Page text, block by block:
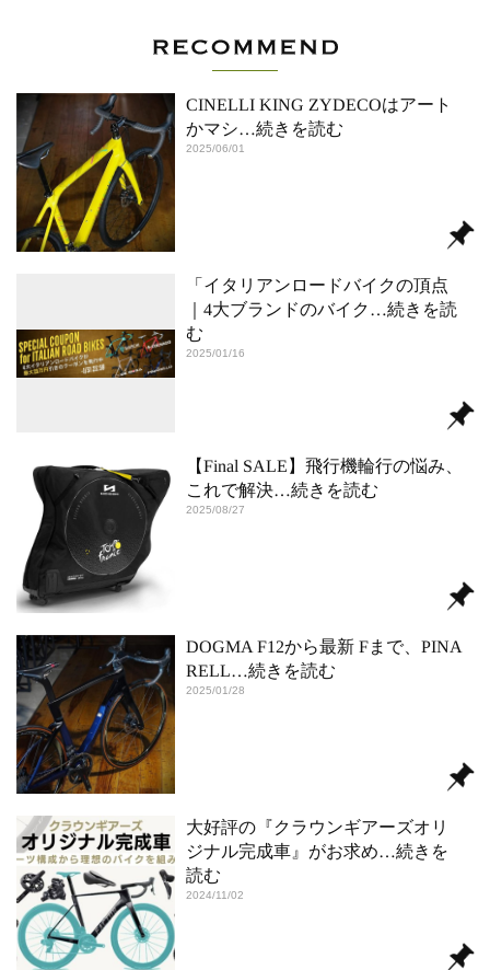
CINELLI KING ZYDECOはアート
かマシ…続きを読む
2025/06/01
「イタリアンロードバイクの頂点
｜4大ブランドのバイク …続きを読
む
2025/01/16
【Final SALE】飛行機輪行の悩み、
これで解決…続きを読む
2025/08/27
DOGMA F12から最新 Fまで、PINA
RELL…続きを読む
2025/01/28
大好評の『クラウンギアーズオリ
ジナル完成車』がお求め…続きを
読む
2024/11/02